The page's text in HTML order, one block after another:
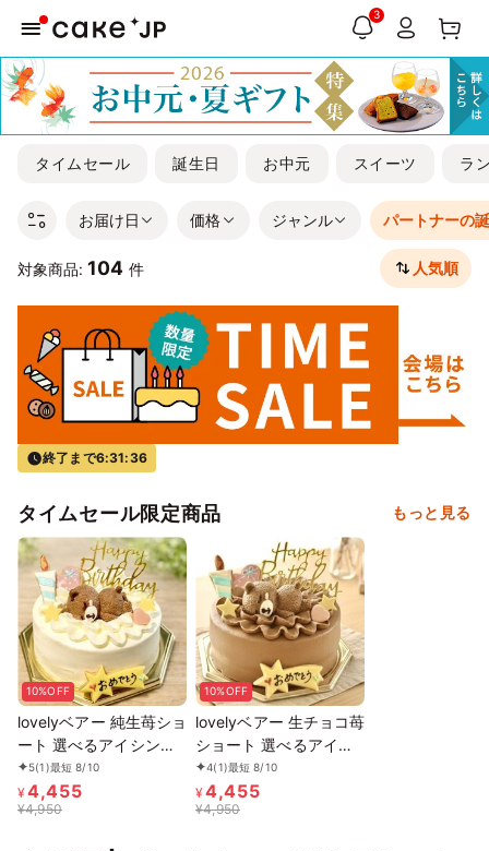
3
タイムセール 誕生日 お中元 スイーツ ラ
お届け日 価格 ジャンル パートナーの
対象商品: 104 件 人気順
終了まで6:31:35
タイムセール限定商品 もっと見る
10%OFF
lovelyベアー 純生苺ショ
ート 選べるアイシング
クッキーケーキ 4号 選
んで楽しい！！ ギフト
に最適
5(1)最短 8/10
¥4,455
¥4,950
10%OFF
lovelyベアー 生チョコ苺
ショート 選べるアイシ
ングクッキーケーキ 4号
選んで楽しい！！ ギフ
トに最適
4(1)最短 8/10
¥4,455
¥4,950